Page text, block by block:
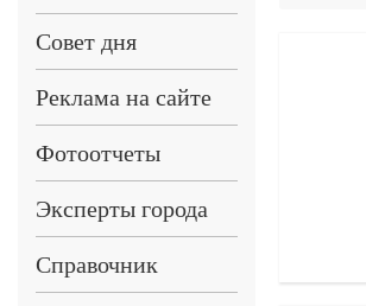
Совет дня
Реклама на сайте
Фотоотчеты
Эксперты города
Справочник